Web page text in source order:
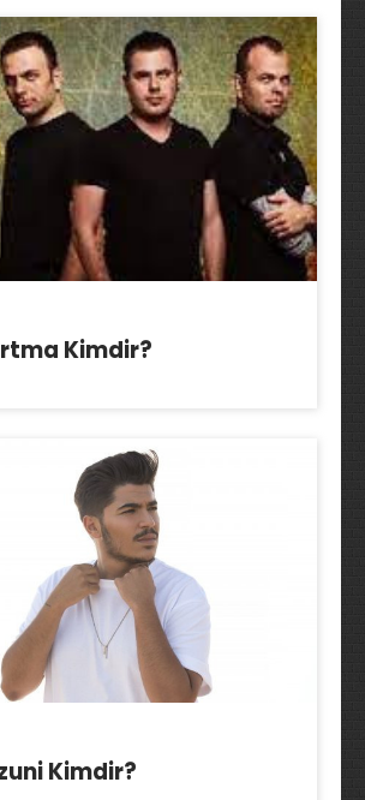
Kimdir?
Kimdir?